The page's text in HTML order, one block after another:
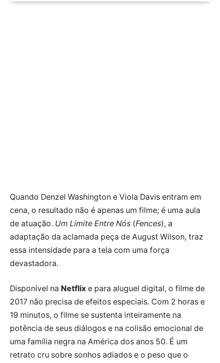
Quando Denzel Washington e Viola Davis entram em
cena, o resultado não é apenas um filme; é uma aula
de atuação. Um Limite Entre Nós (Fences), a
adaptação da aclamada peça de August Wilson, traz
essa intensidade para a tela com uma força
devastadora.
Disponível na Netflix e para aluguel digital, o filme de
2017 não precisa de efeitos especiais. Com 2 horas e
19 minutos, o filme se sustenta inteiramente na
potência de seus diálogos e na colisão emocional de
uma família negra na América dos anos 50. É um
retrato cru sobre sonhos adiados e o peso que o